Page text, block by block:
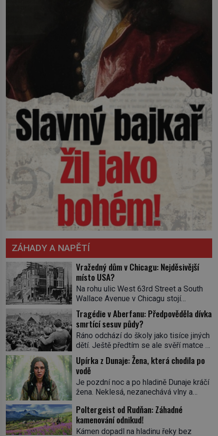
ZÁHADY A NAPĚTÍ
Vražedný dům v Chicagu: Nejděsivější
místo USA?
Na rohu ulic West 63rd Street a South
Wallace Avenue v Chicagu stojí
nenápadná pošta. Nemá žádný speciální
nápis ani pamětní desku. A přesto prý
místní zaměstnanci neradi chodí do
sklepa. Právě tady totiž sídlil sériový
vrah H. H. Holmes a také
nejpropracovanější past na lidi
v dějinách americké kriminalistiky.
Herman Webster Mudgett (1861–1896)
přijíždí […]
Tragédie v Aberfanu: Předpověděla dívka
smrtící sesuv půdy?
Ráno odchází do školy jako tisíce jiných
dětí. Ještě předtím se ale svěří matce s
podivným snem. Ve škole, kterou dobře
zná, tentokrát nevidí budovu ani
spolužáky. Místo nich se před ní tyčí
cosi temného. O několik hodin později je
mrtvá. Mohla devítiletá Zahlédla vlastní
vesnice Aberfan […]
Upírka z Dunaje: Žena, která chodila po
vodě
Je pozdní noc a po hladině Dunaje kráčí
žena. Neklesá, nezanechává vlny a
pod ní byla dlažbou. Muž, který ji z
břehu pozoruje, ji údajně poznává, jenže
Ruža Vlajna má být v tu chvíli mrtvá celé
Poltergeist od Rudňan: Záhadné
kamenování odnikud!
Kámen dopadl na hladinu řeky bez